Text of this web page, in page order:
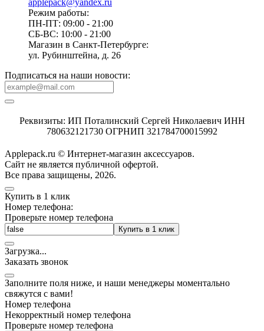
Режим работы:
ПН-ПТ: 09:00 - 21:00
СБ-ВС: 10:00 - 21:00
Магазин в Санкт-Петербурге:
ул. Рубинштейна, д. 26
Подписаться на наши новости:
Реквизиты: ИП Поталинский Сергей Николаевич ИНН
780632121730 ОГРНИП 321784700015992
Applepack.ru © Интернет-магазин аксессуаров.
Cайт не является публичной офертой.
Все права защищены, 2026.
Купить в 1 клик
Номер телефона:
Проверьте номер телефона
Купить в 1 клик
Загрузка...
Заказать звонок
Заполните поля ниже, и наши менеджеры моментально
свяжутся с вами!
Номер телефона
Некорректный номер телефона
Проверьте номер телефона